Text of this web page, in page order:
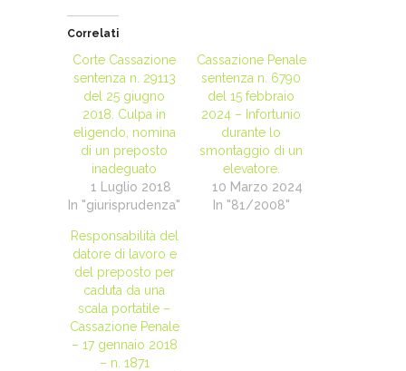
Correlati
Corte Cassazione
sentenza n. 29113
del 25 giugno
2018. Culpa in
eligendo, nomina
di un preposto
inadeguato
1 Luglio 2018
In "giurisprudenza"
Cassazione Penale
sentenza n. 6790
del 15 febbraio
2024 – Infortunio
durante lo
smontaggio di un
elevatore.
10 Marzo 2024
In "81/2008"
Responsabilità del
datore di lavoro e
del preposto per
caduta da una
scala portatile –
Cassazione Penale
– 17 gennaio 2018
– n. 1871